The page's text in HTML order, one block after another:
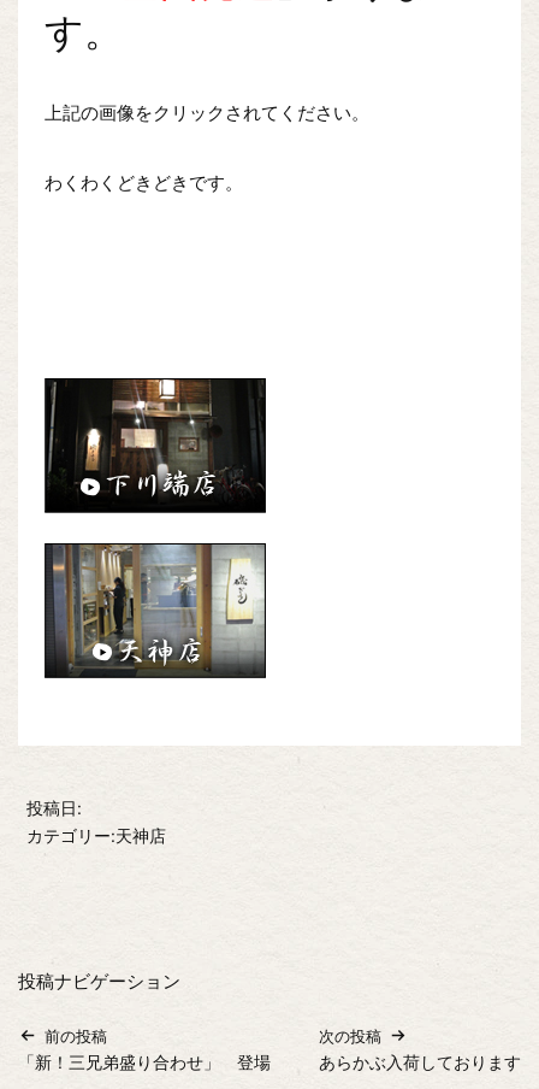
す。
上記の画像をクリックされてください。
わくわくどきどきです。
投稿日:
カテゴリー:天神店
投稿ナビゲーション
前の投稿
「新！三兄弟盛り合わせ」 登場
次の投稿
あらかぶ入荷しております